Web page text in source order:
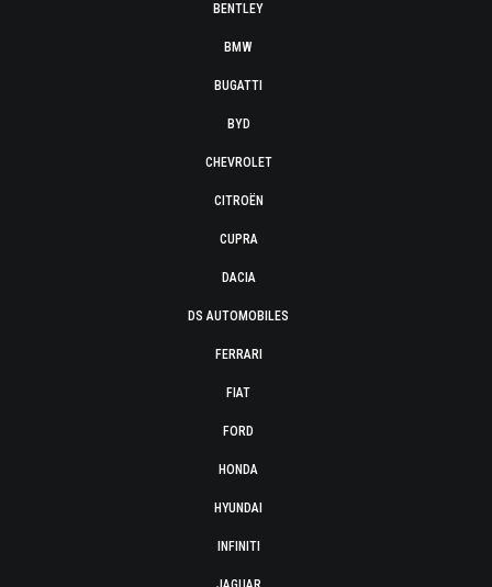
BENTLEY
BMW
BUGATTI
BYD
CHEVROLET
CITROËN
CUPRA
DACIA
DS AUTOMOBILES
FERRARI
FIAT
FORD
HONDA
HYUNDAI
INFINITI